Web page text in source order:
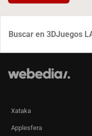
Xataka
Applesfera